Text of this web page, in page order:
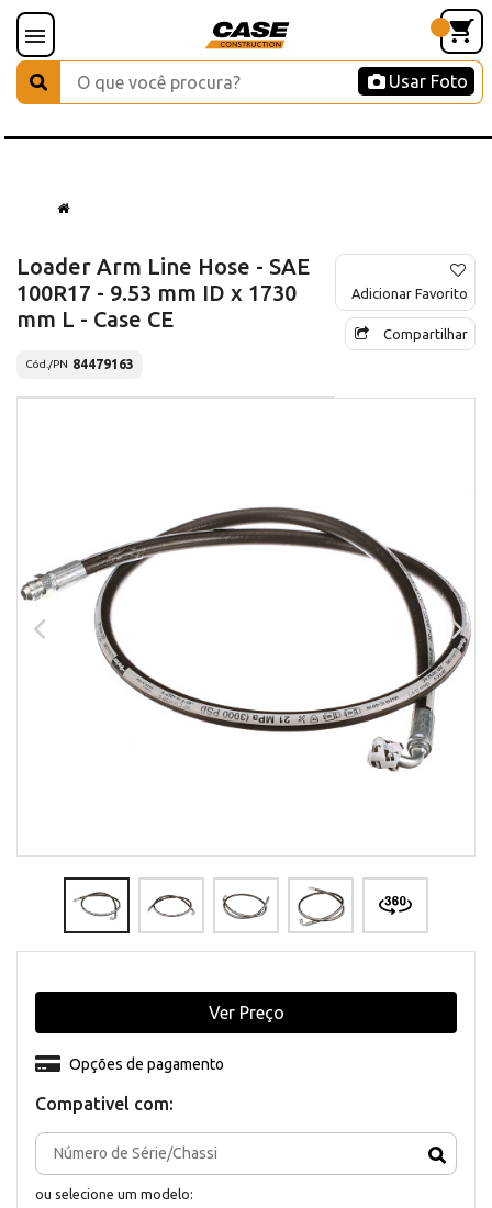
Usar Foto
Loader Arm Line Hose - SAE
100R17 - 9.53 mm ID x 1730
mm L - Case CE
Cód./PN 84479163
Adicionar Favorito
Compartilhar
Compativel com:
ou selecione um modelo:
Opções de pagamento
Ver Preço